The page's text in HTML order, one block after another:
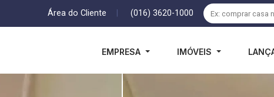
Área do Cliente (016) 3620-1000
EMPRESA IMÓVEIS